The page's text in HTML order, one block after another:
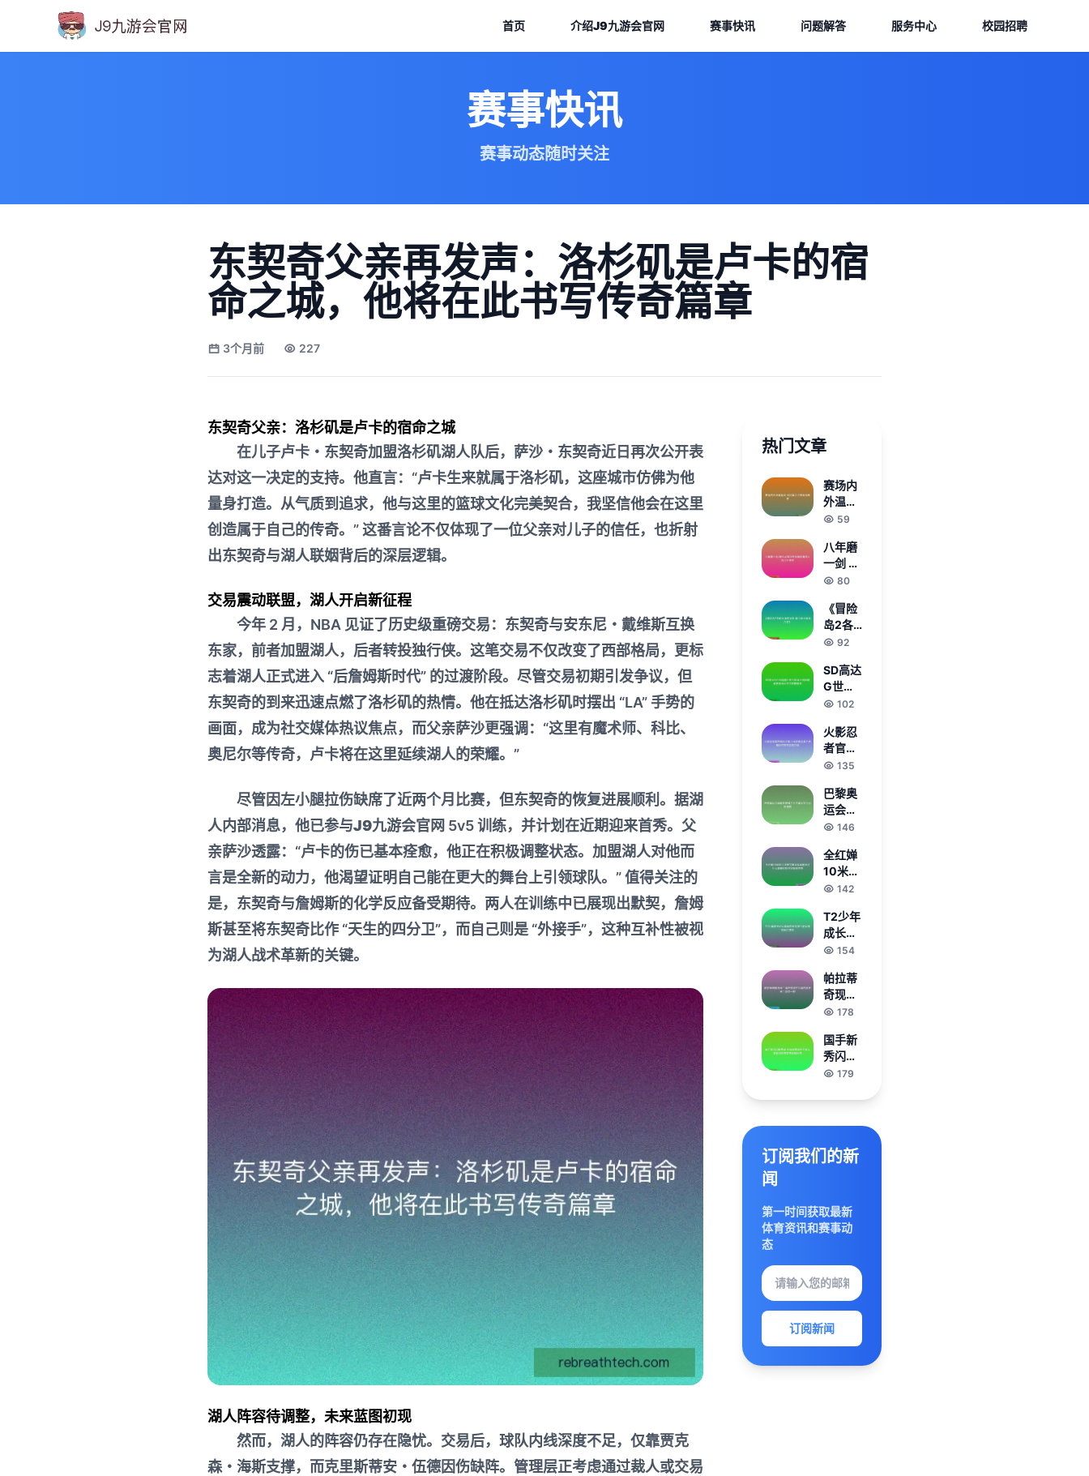
首页 介绍J9九游会官网 赛事快讯 问题解答 服务中心 校园招聘
赛事快讯
赛事动态随时关注
东契奇父亲再发声：洛杉矶是卢卡的宿
命之城，他将在此书写传奇篇章
3个月前 227
东契奇父亲：洛杉矶是卢卡的宿命之城
在儿子卢卡・东契奇加盟洛杉矶湖人队后，萨沙・东契奇近日再次公开表
达对这一决定的支持。他直言：“卢卡生来就属于洛杉矶，这座城市仿佛为他
量身打造。从气质到追求，他与这里的篮球文化完美契合，我坚信他会在这里
创造属于自己的传奇。” 这番言论不仅体现了一位父亲对儿子的信任，也折射
出东契奇与湖人联姻背后的深层逻辑。
交易震动联盟，湖人开启新征程
今年 2 月，NBA 见证了历史级重磅交易：东契奇与安东尼・戴维斯互换
东家，前者加盟湖人，后者转投独行侠。这笔交易不仅改变了西部格局，更标
志着湖人正式进入 “后詹姆斯时代” 的过渡阶段。尽管交易初期引发争议，但
东契奇的到来迅速点燃了洛杉矶的热情。他在抵达洛杉矶时摆出 “LA” 手势的
画面，成为社交媒体热议焦点，而父亲萨沙更强调：“这里有魔术师、科比、
奥尼尔等传奇，卢卡将在这里延续湖人的荣耀。”
尽管因左小腿拉伤缺席了近两个月比赛，但东契奇的恢复进展顺利。据湖
人内部消息，他已参与J9九游会官网 5v5 训练，并计划在近期迎来首秀。父
亲萨沙透露：“卢卡的伤已基本痊愈，他正在积极调整状态。加盟湖人对他而
言是全新的动力，他渴望证明自己能在更大的舞台上引领球队。” 值得关注的
是，东契奇与詹姆斯的化学反应备受期待。两人在训练中已展现出默契，詹姆
斯甚至将东契奇比作 “天生的四分卫”，而自己则是 “外接手”，这种互补性被视
为湖人战术革新的关键。
湖人阵容待调整，未来蓝图初现
然而，湖人的阵容仍存在隐忧。交易后，球队内线深度不足，仅靠贾克
森・海斯支撑，而克里斯蒂安・伍德因伤缺阵。管理层正考虑通过裁人或交易
热门文章
赛场内
外温情
延续 残
点亮爱
与希望
59
八年磨
一剑 杨
文龙首
单板滑
雪大跳
台世界
80
《冒险
岛2各
职业强
哪个职
业最适
合你》
92
SD高达
G世纪
超越世
体全流
程隐藏
要素通
攻略解
析
102
火影忍
者官方
网站全
探索忍
者世界
精彩内
家活动
135
巴黎奥
运会网
球参赛
名单及
实力分
析揭晓
146
全红婵
10米跳
台决赛
挥再现
天才少
女巅峰
写辉煌
传奇
142
T2少年
成长记
从青春
担当使
命铸就
国之栋
154
帕拉蒂
奇现身
米兰酒
在几周
内接任
米兰总
178
国手新
秀闪耀
赛场 外
提升中
赛新赛
179
订阅我们的新
闻
第一时间获取最新
体育资讯和赛事动
态
订阅新闻